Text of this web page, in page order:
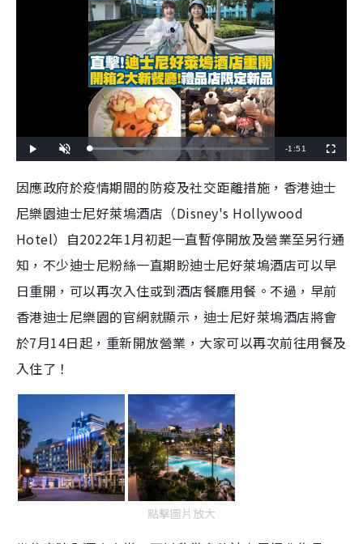
l
n
t
e
L
o
e
d
3
2
6
R
a
i
n
i
n
g
-1:51
u
s
c
因應政府於疫情期間的防疫及社交距離措施，香港迪士
尼樂園迪士尼好萊塢酒店（Disney's Hollywood
Hotel）自2022年1月初起一直暫停開放及營業至另行通
知，不少迪士尼粉絲一直期盼迪士尼好萊塢酒店可以早
日重開，可以再次入住或到酒店餐廳用餐。不過，早前
香港迪士尼樂園的官網就顯示，迪士尼好萊塢酒店將會
於7月14日起，重新開放營業，大家可以再次前往用餐及
入住了！
點擊圖片放大